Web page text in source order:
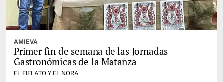
AMIEVA
Primer fin de semana de las Jornadas
Gastronómicas de la Matanza
EL FIELATO Y EL NORA